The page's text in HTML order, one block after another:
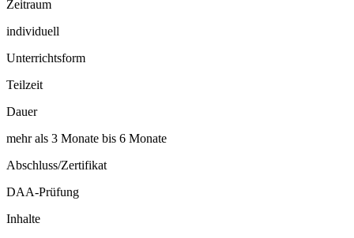
Zeitraum
individuell
Unterrichtsform
Teilzeit
Dauer
mehr als 3 Monate bis 6 Monate
Abschluss/Zertifikat
DAA-Prüfung
Inhalte